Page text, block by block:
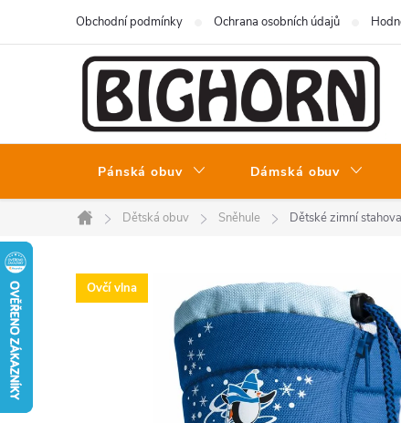
Obchodní podmínky Ochrana osobních údajů
Pánská obuv Dámská obuv
Domů
Dětská obuv Sněhule Dětské zimní
Ovčí vlna